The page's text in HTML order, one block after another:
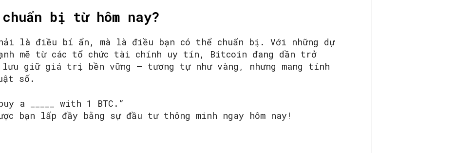
bị từ hôm nay?
là điều bí ẩn, mà là điều bạn có thể chuẩn bị. Với những dự
mẽ từ các tổ chức tài chính uy tín, Bitcoin đang dần trở
lưu giữ giá trị bền vững – tương tự như vàng, nhưng mang tính
số.
a _____ with 1 BTC.”
bạn lấp đầy bằng sự đầu tư thông minh ngay hôm nay!